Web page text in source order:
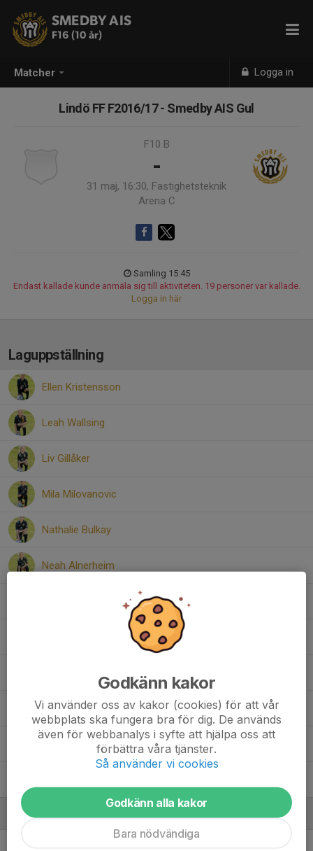
Matcher Logga in
SMEDBY AIS
F16 (10 år)
Lindö FF F2016/17 - Smedby AIS Gul
F10 B
-
31 maj, 16:30, Fastighetsteknik
Arena C
Samling 15:45
Endast kallade kunde anmäla sig till aktiviteten. 19 personer var kallade.
Logga in här
Laguppställning
Ellen Kristensson
Leah Wallsing
Liv Gillåker
Mila Milovanovic
Nathalie Bulkay
Neah Alnerheim
Noelia Kassyousef
Sally Grip
Vera Rostedt
Ledare
Godkänn kakor
Vi använder oss av kakor (cookies) för att vår
webbplats ska fungera bra för dig. De används
även för webbanalys i syfte att hjälpa oss att
förbättra våra tjänster.
Så använder vi cookies
Godkänn alla kakor
Bara nödvändiga